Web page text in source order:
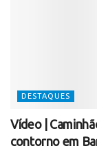
DESTAQUES
Vídeo |
contorno em